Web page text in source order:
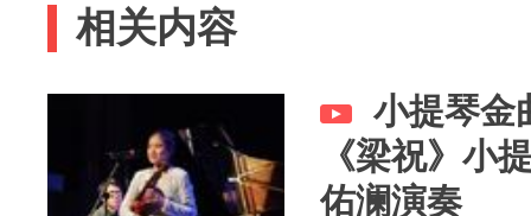
相关内容
小提琴金
《梁祝》小
佑澜演奏